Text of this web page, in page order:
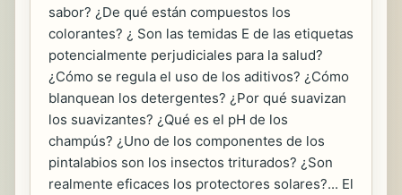
sabor? ¿De qué están compuestos los
colorantes? ¿ Son las temidas E de las etiquetas
potencialmente perjudiciales para la salud?
¿Cómo se regula el uso de los aditivos? ¿Cómo
blanquean los detergentes? ¿Por qué suavizan
los suavizantes? ¿Qué es el pH de los
champús? ¿Uno de los componentes de los
pintalabios son los insectos triturados? ¿Son
realmente eficaces los protectores solares?... El